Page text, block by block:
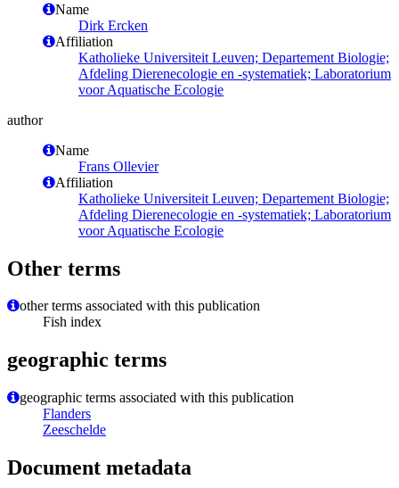
Name
Dirk Ercken
Affiliation
Katholieke Universiteit Leuven; Departement Biologie;
Afdeling Dierenecologie en -systematiek; Laboratorium
voor Aquatische Ecologie
author
Name
Frans Ollevier
Affiliation
Katholieke Universiteit Leuven; Departement Biologie;
Afdeling Dierenecologie en -systematiek; Laboratorium
voor Aquatische Ecologie
Other terms
other terms associated with this publication
Fish index
geographic terms
geographic terms associated with this publication
Flanders
Zeeschelde
Document metadata